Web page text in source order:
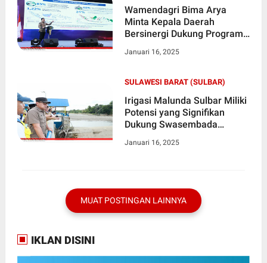
Wamendagri Bima Arya
Minta Kepala Daerah
Bersinergi Dukung Program
Januari 16, 2025
SULAWESI BARAT (SULBAR)
Irigasi Malunda Sulbar Miliki
Potensi yang Signifikan
Dukung Swasembada
Januari 16, 2025
MUAT POSTINGAN LAINNYA
IKLAN DISINI